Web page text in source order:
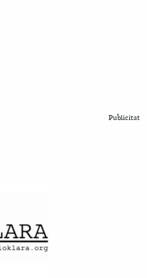
Publicitat